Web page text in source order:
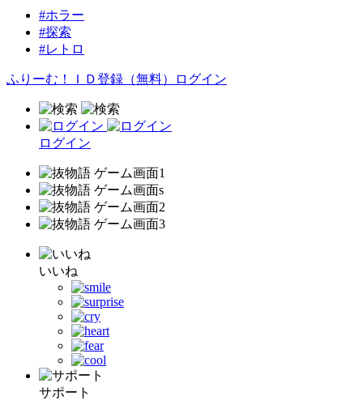
#ホラー
#探索
#レトロ
ふりーむ！ＩＤ登録（無料） ログイン
ログイン
いいね
サポート